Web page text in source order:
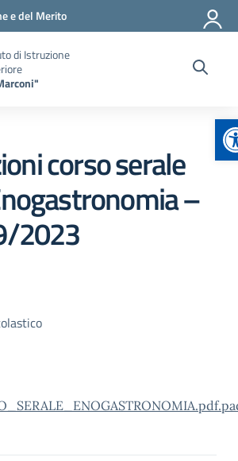
e del Merito
di Istruzione
corso serale
–
2023